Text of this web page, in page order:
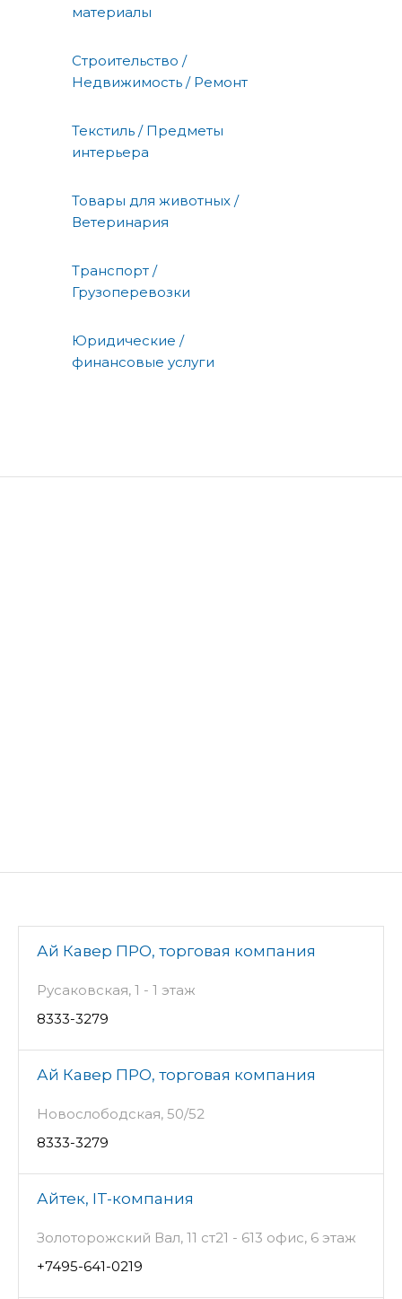
материалы
Строительство /
Недвижимость / Ремонт
Текстиль / Предметы
интерьера
Товары для животных /
Ветеринария
Транспорт /
Грузоперевозки
Юридические /
финансовые услуги
Ай Кавер ПРО, торговая компания
Русаковская, 1 - 1 этаж
8333-3279
Ай Кавер ПРО, торговая компания
Новослободская, 50/52
8333-3279
Айтек, IT-компания
Золоторожский Вал, 11 ст21 - 613 офис, 6 этаж
+7495-641-0219